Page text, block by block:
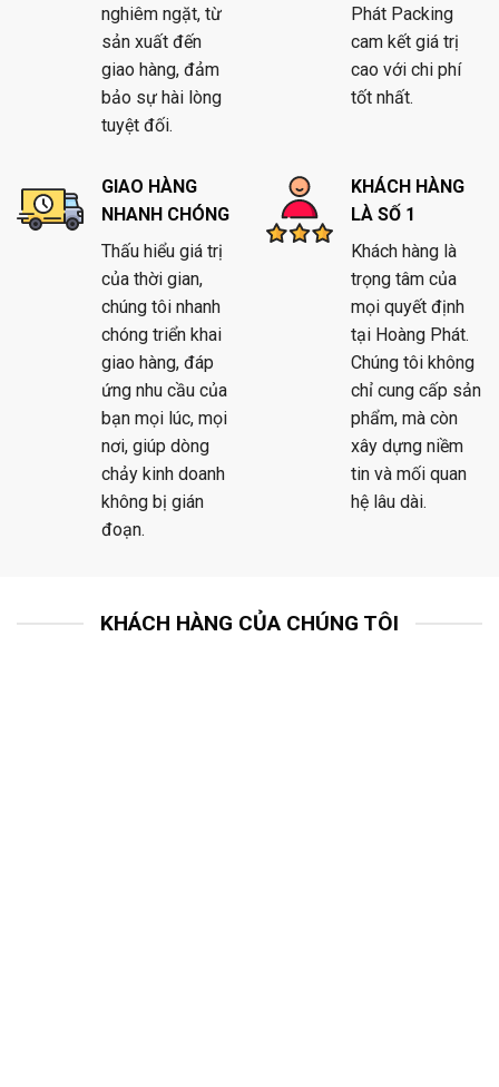
nghiêm ngặt, từ
sản xuất đến
giao hàng, đảm
bảo sự hài lòng
tuyệt đối.
Phát Packing
cam kết giá trị
cao với chi phí
tốt nhất.
GIAO HÀNG
NHANH CHÓNG
Thấu hiểu giá trị
của thời gian,
chúng tôi nhanh
chóng triển khai
giao hàng, đáp
ứng nhu cầu của
bạn mọi lúc, mọi
nơi, giúp dòng
chảy kinh doanh
không bị gián
đoạn.
KHÁCH HÀNG
LÀ SỐ 1
Khách hàng là
trọng tâm của
mọi quyết định
tại Hoàng Phát.
Chúng tôi không
chỉ cung cấp sản
phẩm, mà còn
xây dựng niềm
tin và mối quan
hệ lâu dài.
KHÁCH HÀNG CỦA CHÚNG TÔI